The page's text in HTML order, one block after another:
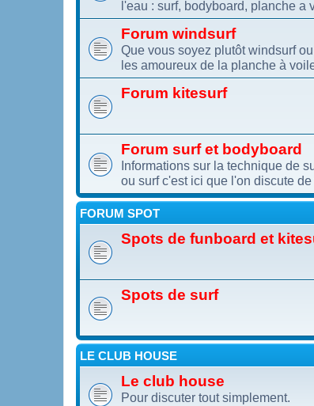
l'eau : surf, bodyboard, planche a
Forum windsurf
Que vous soyez plutôt windsurf
les amoureux de la planche à
Forum kitesurf
Forum surf et bodyboard
Informations sur la technique de
ou surf c'est ici que l'on discute
FORUM SPOT
Spots de funboard et
Spots de surf
LE CLUB HOUSE
Le club house
Pour discuter tout simplement.